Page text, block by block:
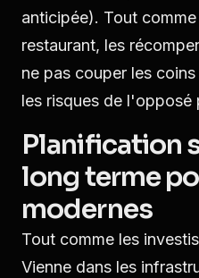
anticipée). Tout
restaurant, les
ne pas couper les
les risques de l'opposé
Planification
long terme
modernes
Tout comme les
Vienne dans les